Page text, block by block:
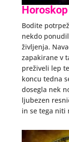
Bodite
nekdo
življenja.
zapakirane v
preživeli lep
koncu tedna
dosegla nek
ljubezen
in se tega niti